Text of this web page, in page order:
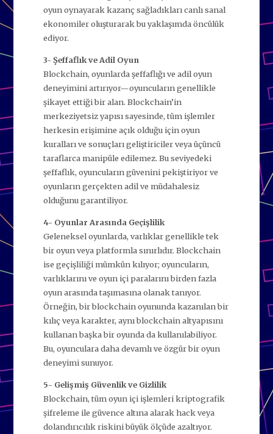
oyun oynayarak kazanç sağladıkları canlı sanal
ekonomiler oluşturarak bu yaklaşımda öncülük
ediyor.
3- Şeffaflık ve Adil Oyun
Blockchain, oyunlarda şeffaflığı ve adil oyun
deneyimini artırıyor—oyuncuların genellikle
şikayet ettiği bir alan. Blockchain’in
merkeziyetsiz yapısı sayesinde, tüm işlemler
herkesin erişimine açık olduğu için oyun
kuralları ve sonuçları geliştiriciler veya üçüncü
taraflarca manipüle edilemez. Bu seviyedeki
şeffaflık, oyuncuların güvenini pekiştiriyor ve
oyunların gerçekten adil ve müdahalesiz
olduğunu garantiliyor.
4- Oyunlar Arasında Geçişlilik
Geleneksel oyunlarda, varlıklar genellikle tek
bir oyun veya platformla sınırlıdır. Blockchain
ise geçişliliği mümkün kılıyor; oyuncuların,
varlıklarını ve oyun içi paralarını birden fazla
oyun arasında taşımasına olanak tanıyor.
Örneğin, bir blockchain oyununda kazanılan bir
kılıç veya karakter, aynı blockchain altyapısını
kullanan başka bir oyunda da kullanılabiliyor.
Bu, oyunculara daha devamlı ve özgür bir oyun
deneyimi sunuyor.
5- Gelişmiş Güvenlik ve Gizlilik
Blockchain, tüm oyun içi işlemleri kriptografik
şifreleme ile güvence altına alarak hack veya
dolandırıcılık riskini büyük ölçüde azaltıyor.